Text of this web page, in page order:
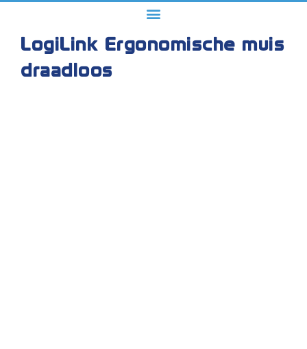
LogiLink Ergonomische muis
draadloos